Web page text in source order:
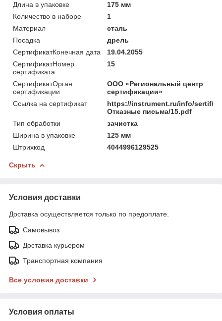
Длина в упаковке
175 мм
Количество в наборе
1
Материал
сталь
Посадка
дрель
СертификатКонечная дата
19.04.2055
СертификатНомер
сертификата
15
СертификатОрган
сертификации
ООО «Региональный центр
сертификации»
Ссылка на сертификат
https://instrument.ru/info/sertif/
Отказные письма/15.pdf
Тип обработки
зачистка
Ширина в упаковке
125 мм
Штрихкод
4044996129525
Скрыть
Условия доставки
Доставка осуществляется только по предоплате.
Самовывоз
Доставка курьером
Транспортная компания
Все условия доставки
Условия оплаты